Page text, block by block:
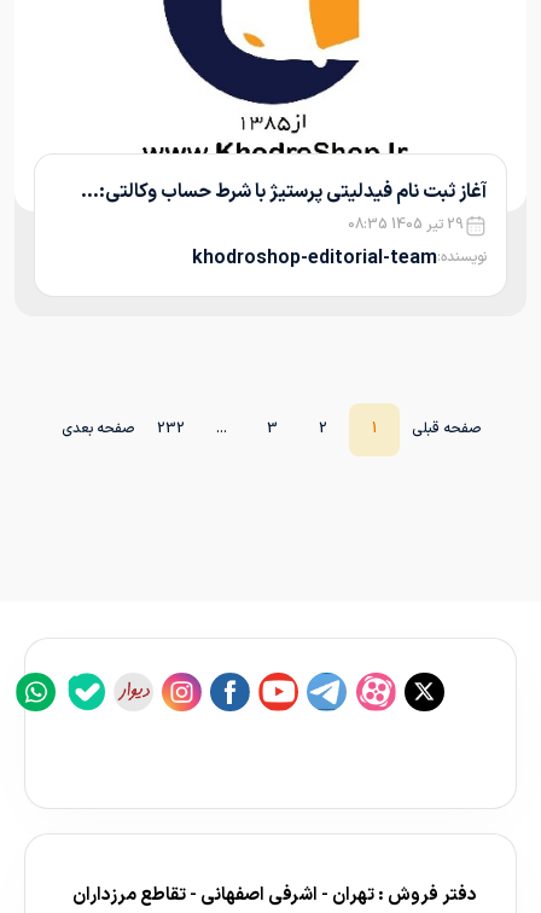
آغاز ثبت نام فیدلیتی پرستیژ با شرط حساب وکالتی:...
29 تیر 1405 08:35
نویسنده:khodroshop-editorial-team
صفحه قبلی 1
2
3
...
232 صفحه بعدی
دفتر فروش : تهران - اشرفی اصفهانی - تقاطع مرزداران